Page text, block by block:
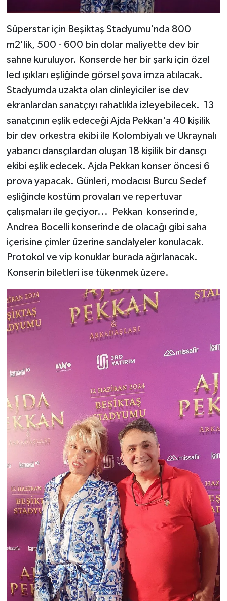
Süperstar için Beşiktaş Stadyumu'nda 800
m2'lik, 500 - 600 bin dolar maliyette dev bir
sahne kuruluyor. Konserde her bir şarkı için özel
led ışıkları eşliğinde görsel şova imza atılacak.
Stadyumda uzakta olan dinleyiciler ise dev
ekranlardan sanatçıyı rahatlıkla izleyebilecek. 13
sanatçının eşlik edeceği Ajda Pekkan'a 40 kişilik
bir dev orkestra ekibi ile Kolombiyalı ve Ukraynalı
yabancı dansçılardan oluşan 18 kişilik bir dansçı
ekibi eşlik edecek. Ajda Pekkan konser öncesi 6
prova yapacak. Günleri, modacısı Burcu Sedef
eşliğinde kostüm provaları ve repertuvar
çalışmaları ile geçiyor... Pekkan konserinde,
Andrea Bocelli konserinde de olacağı gibi saha
içerisine çimler üzerine sandalyeler konulacak.
Protokol ve vip konuklar burada ağırlanacak.
Konserin biletleri ise tükenmek üzere.